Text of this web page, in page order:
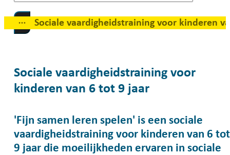
Toon alle broodkruimel items
Sociale vaardigheidstraining voor kinderen van 6 tot 9 jaar
Sociale vaardigheidstraining voor
kinderen van 6 tot 9 jaar
'Fijn samen leren spelen' is een sociale
vaardigheidstraining voor kinderen van 6 tot
9 jaar die moeilijkheden ervaren in sociale